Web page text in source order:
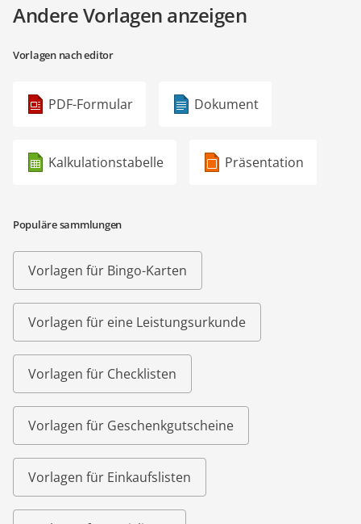
Andere Vorlagen anzeigen
Vorlagen nach editor
PDF-Formular Dokument
Kalkulationstabelle Präsentation
Populäre sammlungen
Vorlagen für Bingo-Karten
Vorlagen für eine Leistungsurkunde
Vorlagen für Checklisten
Vorlagen für Geschenkgutscheine
Vorlagen für Einkaufslisten